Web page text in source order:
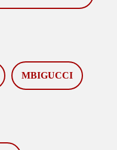
MBIGUCCI